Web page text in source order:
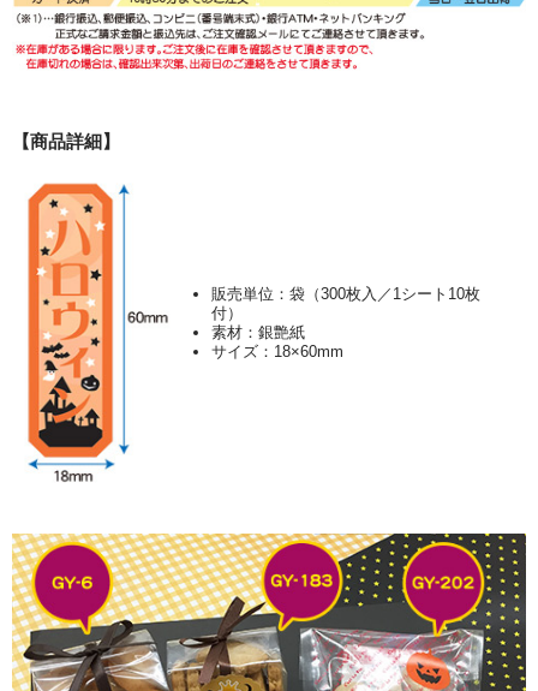
【商品詳細】
販売単位：袋（300枚入／1シート10枚
付）
素材：銀艶紙
サイズ：18×60mm